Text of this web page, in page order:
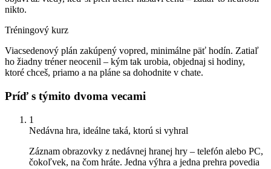
nikto.
Tréningový kurz
Viacsedenový plán zakúpený vopred, minimálne päť hodín. Zatiaľ
ho žiadny tréner neocenil – kým tak urobia, objednaj si hodiny,
ktoré chceš, priamo a na pláne sa dohodnite v chate.
Príď s týmito dvoma vecami
1
Nedávna hra, ideálne taká, ktorú si vyhral
Záznam obrazovky z nedávnej hranej hry – telefón alebo PC,
čokoľvek, na čom hráte. Jedna výhra a jedna prehra povedia